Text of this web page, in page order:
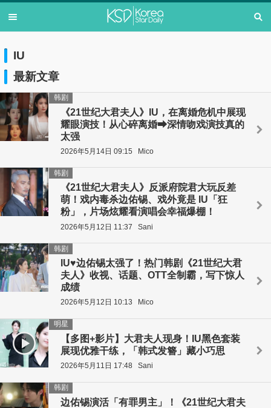
IU
最新文章
《21世纪大君夫人》IU，在离婚危机中展现
耀眼演技！从心碎离婚⮕深情吻戏演技真的
太强
韩剧
2026年5月14日 09:15 Mico
《21世纪大君夫人》反派府院君大玩反差
萌！戏内毒杀边佑锡、戏外竟是 IU「狂
粉」，片场炫耀看演唱会幸福爆棚！
韩剧
2026年5月12日 11:37 Sani
IU♥边佑锡太强了！热门韩剧《21世纪大君
夫人》收视、话题、OTT全制霸，写下惊人
成绩
韩剧
2026年5月12日 10:13 Mico
【多图+影片】大君夫人现身！IU黑色套装
展现优雅干练，「韩式发簪」藏小巧思
明星
2026年5月11日 17:48 Sani
边佑锡演活「有罪男主」！《21世纪大君夫
韩剧